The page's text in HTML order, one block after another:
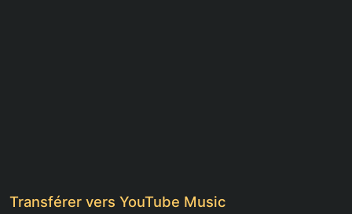
Transférer vers YouTube Music